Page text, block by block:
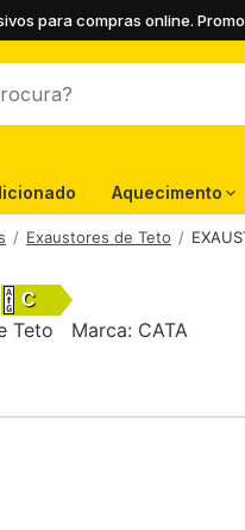
para compras online.
Aquecimento
Exaustores de Teto
C
Teto Marca: CATA